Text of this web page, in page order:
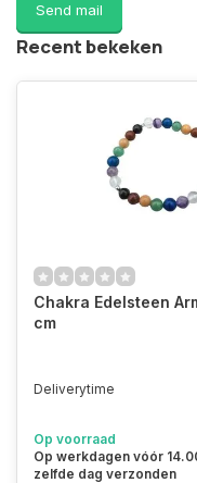
Send mail
Recent bekeken
Chakra Edelsteen
cm
Deliverytime
Op voorraad
Op werkdagen vóór
zelfde dag verzonden